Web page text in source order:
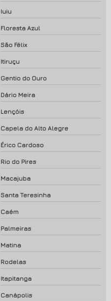
Iuiu
Floresta Azul
São Félix
Itiruçu
Gentio do Ouro
Dário Meira
Lençóis
Capela do Alto Alegre
Érico Cardoso
Rio do Pires
Macajuba
Santa Teresinha
Caém
Palmeiras
Matina
Rodelas
Itapitanga
Canápolis